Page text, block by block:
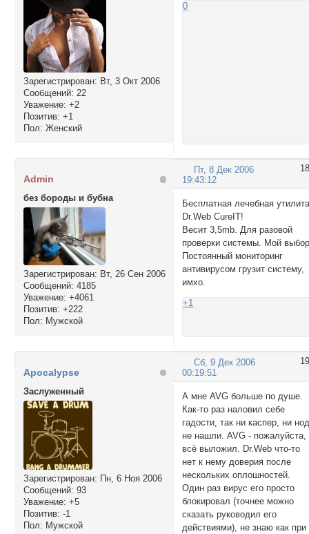
Зарегистрирован: Вт, 3 Окт 2006
Сообщений: 22
Уважение: +2
Позитив: +1
Пол: Женский
0
18
Пт, 8 Дек 2006
19:43:12
Admin
без бороды и бубна
Зарегистрирован: Вт, 26 Сен 2006
Сообщений: 4185
Уважение: +4061
Позитив: +222
Пол: Мужской
Бесплатная лечебная
Dr.Web CureIT!
Весит 3,5mb. Для разовой
проверки системы. Мой
Постоянный мониторинг
антивирусом грузит систему,
имхо.
+1
19
Сб, 9 Дек 2006
00:19:51
Apocalypse
Заслуженный
Зарегистрирован: Пн, 6 Ноя 2006
Сообщений: 93
Уважение: +5
Позитив: -1
Пол: Мужской
А мне AVG больше по душе.
Как-то раз наловил себе
гадости, так ни каспер, ни
не нашли. AVG - пожалуйста,
всё выложил. Dr.Web что-то
нет к нему доверия после
нескольких оплошностей.
Один раз вирус его просто
блокировал (точнее можно
сказать руководил его
действиями), не знаю как при